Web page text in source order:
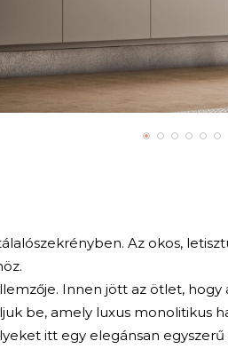
Az okos,
Innen jött az ötlet, hogy
be, amely luxus monolitikus
itt egy elegánsan egyszerű